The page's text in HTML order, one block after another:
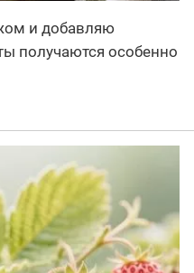
и добавляю
получаются особенно